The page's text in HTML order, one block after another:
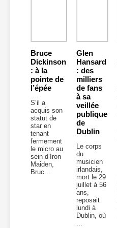
Bruce
Dickinson
: à la
pointe de
l’épée
S’il a
acquis son
statut de
star en
tenant
fermement
le micro au
sein d’Iron
Maiden,
Bruc...
Glen
Hansard
: des
milliers
de fans
à sa
veillée
publique
de
Dublin
Le corps
du
musicien
irlandais,
mort le 29
juillet à 56
ans,
reposait
lundi à
Dublin, où
...